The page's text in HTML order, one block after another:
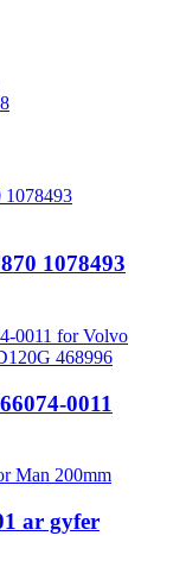
1078493
0011
ar gyfer